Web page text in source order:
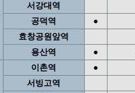
서강대역
공덕역
●
효창공원앞역
용산역
●
이촌역 ●
서빙고역